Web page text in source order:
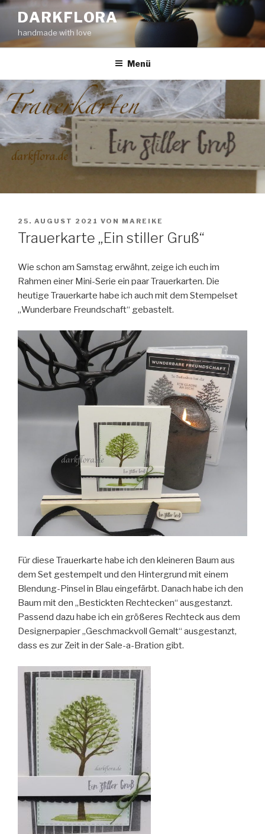
Zum
Inhalt
springen
DARKFLORA
handmade with love
Menü
VERÖFFENTLICHT
AM
25. AUGUST 2021 VON MAREIKE
Trauerkarte „Ein stiller Gruß“
Wie schon am Samstag erwähnt, zeige ich euch im
Rahmen einer Mini-Serie ein paar Trauerkarten. Die
heutige Trauerkarte habe ich auch mit dem Stempelset
„Wunderbare Freundschaft“ gebastelt.
Für diese Trauerkarte habe ich den kleineren Baum aus
dem Set gestempelt und den Hintergrund mit einem
Blendung-Pinsel in Blau eingefärbt. Danach habe ich den
Baum mit den „Bestickten Rechtecken“ ausgestanzt.
Passend dazu habe ich ein größeres Rechteck aus dem
Designerpapier „Geschmackvoll Gemalt“ ausgestanzt,
dass es zur Zeit in der Sale-a-Bration gibt.